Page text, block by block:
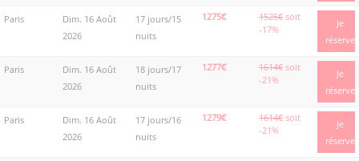
Paris
Dim. 16 Août
2026
17 jours/15
nuits
1275€ 1525€ soit
-17%
Je
réserve
Paris
Dim. 16 Août
2026
18 jours/17
nuits
1277€ 1614€ soit
-21%
Je
réserve
Paris
Dim. 16 Août
2026
17 jours/16
nuits
1279€ 1614€ soit
-21%
Je
réserve